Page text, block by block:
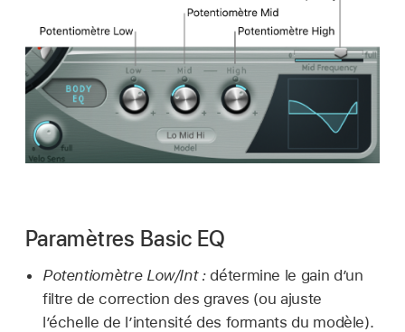
Paramètres Basic EQ
Potentiomètre Low/Int :détermine le gain d’un
filtre de correction des graves (ou ajuste
l’échelle de l’intensité des formants du modèle).